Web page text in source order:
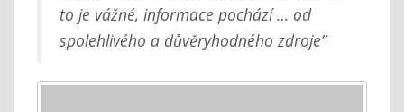
to je vážné, informace pochází … od
spolehlivého a důvěryhodného zdroje”